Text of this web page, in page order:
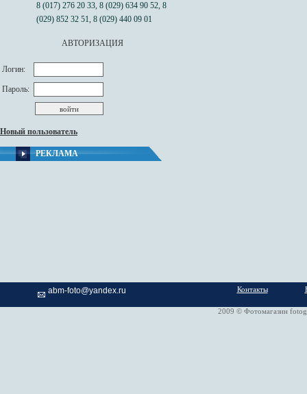
8 (017) 276 20 33, 8 (029) 634 90 52, 8
(029) 852 32 51, 8 (029) 440 09 01
АВТОРИЗАЦИЯ
Логин:
Пароль:
Новый пользователь
РЕКЛАМА
abm-foto@yandex.ru Контакты
2009 © Фотомагазин